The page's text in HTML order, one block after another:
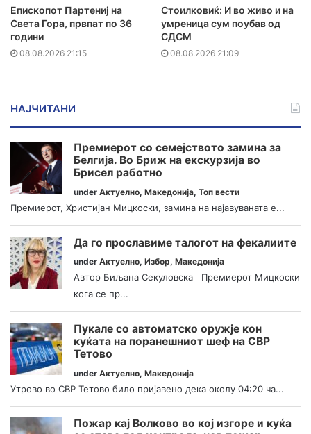
Епископот Партениј на
Света Гора, првпат по 36
години
08.08.2026 21:15
Стоилковиќ: И во живо и на
умреница сум поубав од
СДСМ
08.08.2026 21:09
НАЈЧИТАНИ
Премиерот со семејството замина за
Белгија. Во Бриж на екскурзија во
Брисел работно
under Актуелно, Македонија, Топ вести
Премиерот, Христијан Мицкоски, замина на најавуваната е...
Да го прославиме талогот на фекалиите
under Актуелно, Избор, Македонија
Автор Биљана Секуловска Премиерот Мицкоски
кога се пр...
Пукале со автоматско оружје кон
куќата на поранешниот шеф на СВР
Тетово
under Актуелно, Македонија
Утрово во СВР Тетово било пријавено дека околу 04:20 ча...
Пожар кај Волково во кој изгоре и куќа